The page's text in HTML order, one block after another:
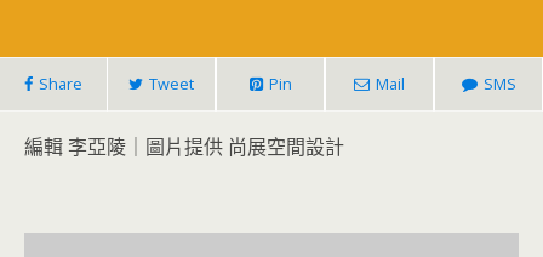
Share Tweet Pin Mail SMS
編輯 李亞陵｜圖片提供 尚展空間設計